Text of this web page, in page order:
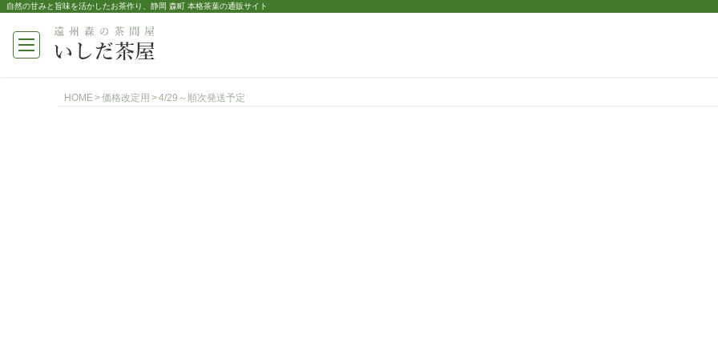
自然の甘みと旨味を活かしたお茶作り、静岡 森町 本格茶葉の通販サイト
HOME 価格改定用 4/29～順次発送予定